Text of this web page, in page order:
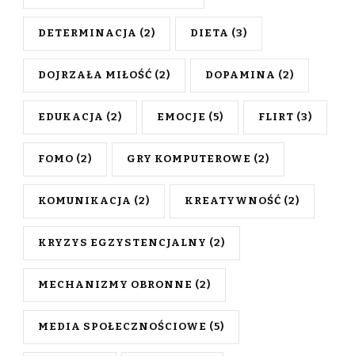
DETERMINACJA (2) DIETA (3)
DOJRZAŁA MIŁOŚĆ (2) DOPAMINA (2)
EDUKACJA (2) EMOCJE (5) FLIRT (3)
FOMO (2) GRY KOMPUTEROWE (2)
KOMUNIKACJA (2) KREATYWNOŚĆ (2)
KRYZYS EGZYSTENCJALNY (2)
MECHANIZMY OBRONNE (2)
MEDIA SPOŁECZNOŚCIOWE (5)